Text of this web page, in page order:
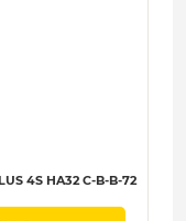
4S HA32 C-B-B-72